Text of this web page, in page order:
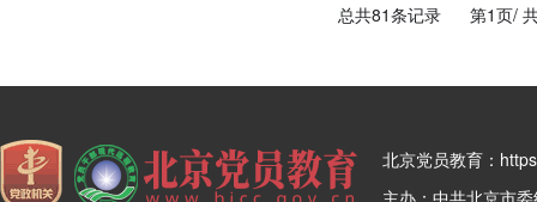
总共81条记录 第1页/
北京党员教育：
主办：中共北京市